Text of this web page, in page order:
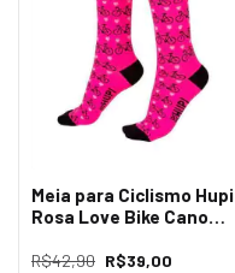
Meia para Ciclismo Hupi
Rosa Love Bike Cano
R$42,90 R$39,00